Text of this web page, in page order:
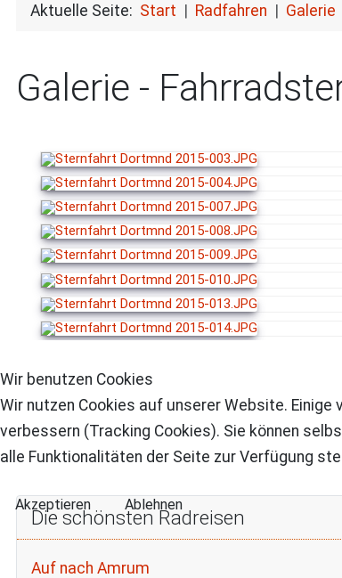
Aktuelle Seite: Start Radfahren Galerie
Galerie -
Die schönsten Radreisen
Auf nach Amrum
Wir benutzen Cookies
Wir nutzen Cookies auf unserer Website.
verbessern (Tracking Cookies). Sie können
alle Funktionalitäten der Seite zur Verfügung
Akzeptieren Ablehnen